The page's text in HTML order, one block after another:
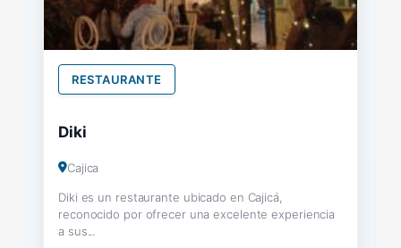
RESTAURANTE
Diki
Cajica
Diki es un restaurante ubicado en Cajicá,
reconocido por ofrecer una excelente experiencia
a sus...